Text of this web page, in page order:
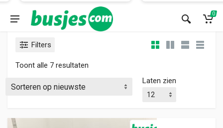
0
Filters
Toont alle 7 resultaten
Laten zien